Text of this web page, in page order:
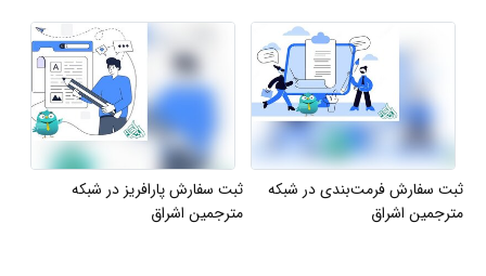
ثبت سفارش فرمت‌بندی در شبکه
مترجمین اشراق
ثبت سفارش پارافریز در شبکه
مترجمین اشراق